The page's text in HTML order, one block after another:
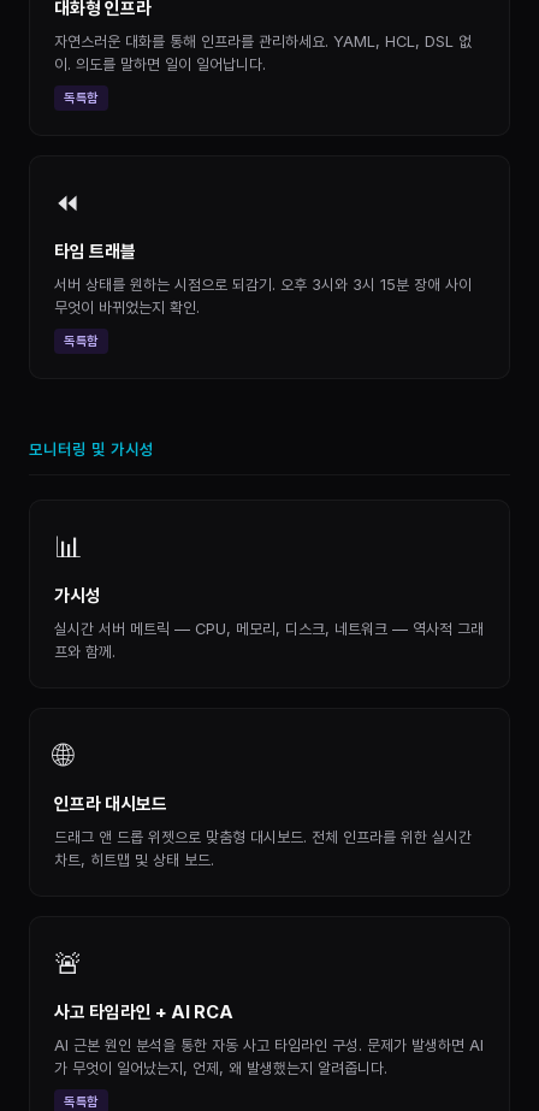
대화형 인프라
자연스러운 대화를 통해 인프라를 관리하세요. YAML, HCL, DSL 없
이. 의도를 말하면 일이 일어납니다.
독특함
⏪
타임 트래블
서버 상태를 원하는 시점으로 되감기. 오후 3시와 3시 15분 장애 사이
무엇이 바뀌었는지 확인.
독특함
모니터링 및 가시성
📊
가시성
실시간 서버 메트릭 — CPU, 메모리, 디스크, 네트워크 — 역사적 그래
프와 함께.
🌐
인프라 대시보드
드래그 앤 드롭 위젯으로 맞춤형 대시보드. 전체 인프라를 위한 실시간
차트, 히트맵 및 상태 보드.
🚨
사고 타임라인 + AI RCA
AI 근본 원인 분석을 통한 자동 사고 타임라인 구성. 문제가 발생하면 AI
가 무엇이 일어났는지, 언제, 왜 발생했는지 알려줍니다.
독특함